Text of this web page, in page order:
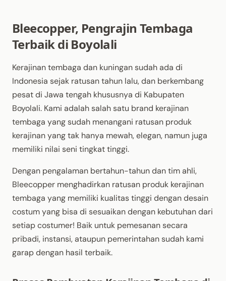
Bleecopper, Pengrajin Tembaga
Terbaik di Boyolali
Kerajinan tembaga dan kuningan sudah ada di
Indonesia sejak ratusan tahun lalu, dan berkembang
pesat di Jawa tengah khususnya di Kabupaten
Boyolali. Kami adalah salah satu brand kerajinan
tembaga yang sudah menangani ratusan produk
kerajinan yang tak hanya mewah, elegan, namun juga
memiliki nilai seni tingkat tinggi.
Dengan pengalaman bertahun-tahun dan tim ahli,
Bleecopper menghadirkan ratusan produk kerajinan
tembaga yang memiliki kualitas tinggi dengan desain
costum yang bisa di sesuaikan dengan kebutuhan dari
setiap costumer! Baik untuk pemesanan secara
pribadi, instansi, ataupun pemerintahan sudah kami
garap dengan hasil terbaik.